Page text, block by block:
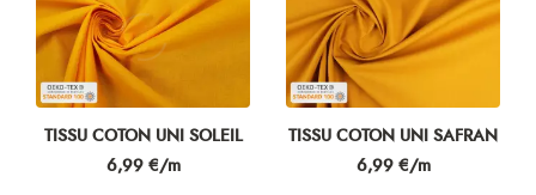
TISSU COTON UNI SOLEIL
Prix
6,99 €/m
TISSU COTON UNI SAFRAN
Prix
6,99 €/m